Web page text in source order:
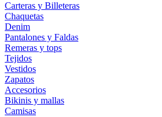
Carteras y Billeteras
Chaquetas
Denim
Pantalones y Faldas
Remeras y tops
Tejidos
Vestidos
Zapatos
Accesorios
Bikinis y mallas
Camisas